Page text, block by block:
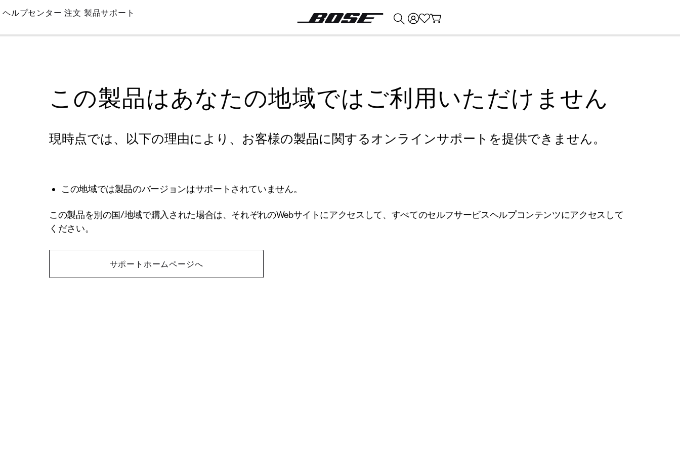
Skip
Main
ヘルプセンター 注文 製品サポート
この製品はあなたの地域ではご利用いただけません
現時点では、以下の理由により、お客様の製品に関するオンラインサポートを提供できません。
この地域では製品のバージョンはサポートされていません。
この製品を別の国/地域で購入された場合は、それぞれのWebサイトにアクセスして、すべてのセルフサービスヘルプコンテンツにアクセスして
ください。
サポートホームページへ